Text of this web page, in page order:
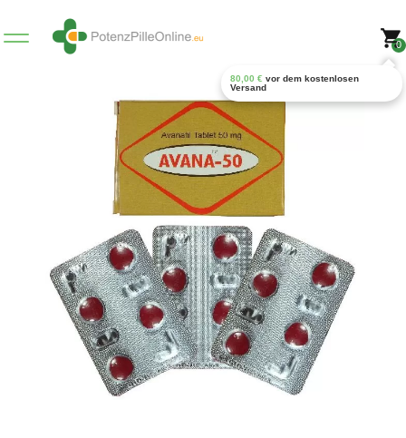
0
80,00 € vor dem kostenlosen
Versand